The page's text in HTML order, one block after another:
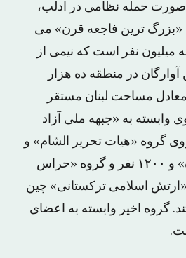
صورت حمله نظامی در ادلب،
ترین فاجعه قرن» می
نفر است که نیمی از
آوارگان در منطقه ده هزار
مساحت لبنان مستقر
نیروی وابسته به «جبهه ملی آزاد
هزار نیروی گروه «هیات تحریر الشام» و
اعضای «جبهه النصره» و ۱۲۰۰ نفر و گروه «حراس
۱۵۰۰ عضو «ارتش اسلامی ترکستانی» چین
گروه اخیر وابسته به اعضای